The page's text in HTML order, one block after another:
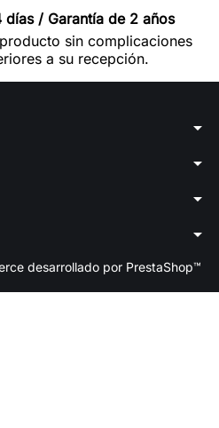
días / Garantía de 2 años
sin complicaciones
a su recepción.
arrow_drop_down
arrow_drop_down
arrow_drop_down
arrow_drop_down
desarrollado por PrestaShop™